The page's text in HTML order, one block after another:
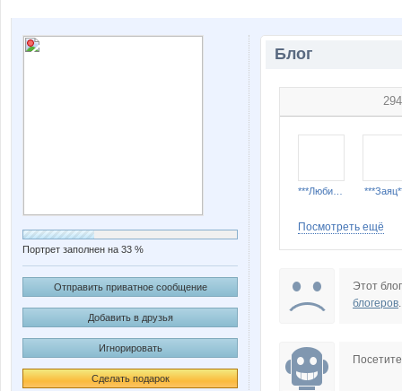
Портрет заполнен на 33 %
Отправить приватное сообщение
Добавить в друзья
Игнорировать
Сделать подарок
Блог
294
BlonMi
Посмотреть ещё
Этот
блогеров.